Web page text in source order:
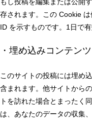
存されます。この Cookie
ID を示すものです。1日で有
・埋め込みコンテンツ
このサイトの投稿には埋め
含まれます。他サイトから
トを訪れた場合とまったく
は、あなたのデータの収集